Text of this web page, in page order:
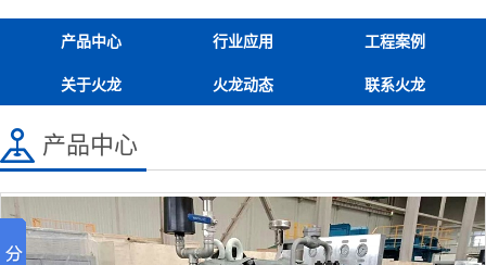
产品中心 行业应用
工程案例
关于火龙
火龙动态 联系火龙
产品中心